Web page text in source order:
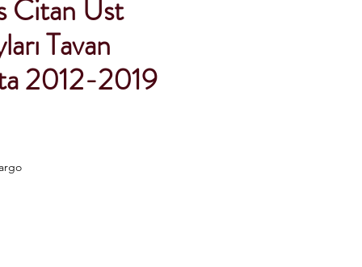
Citan Ust
Tavan
2012-2019